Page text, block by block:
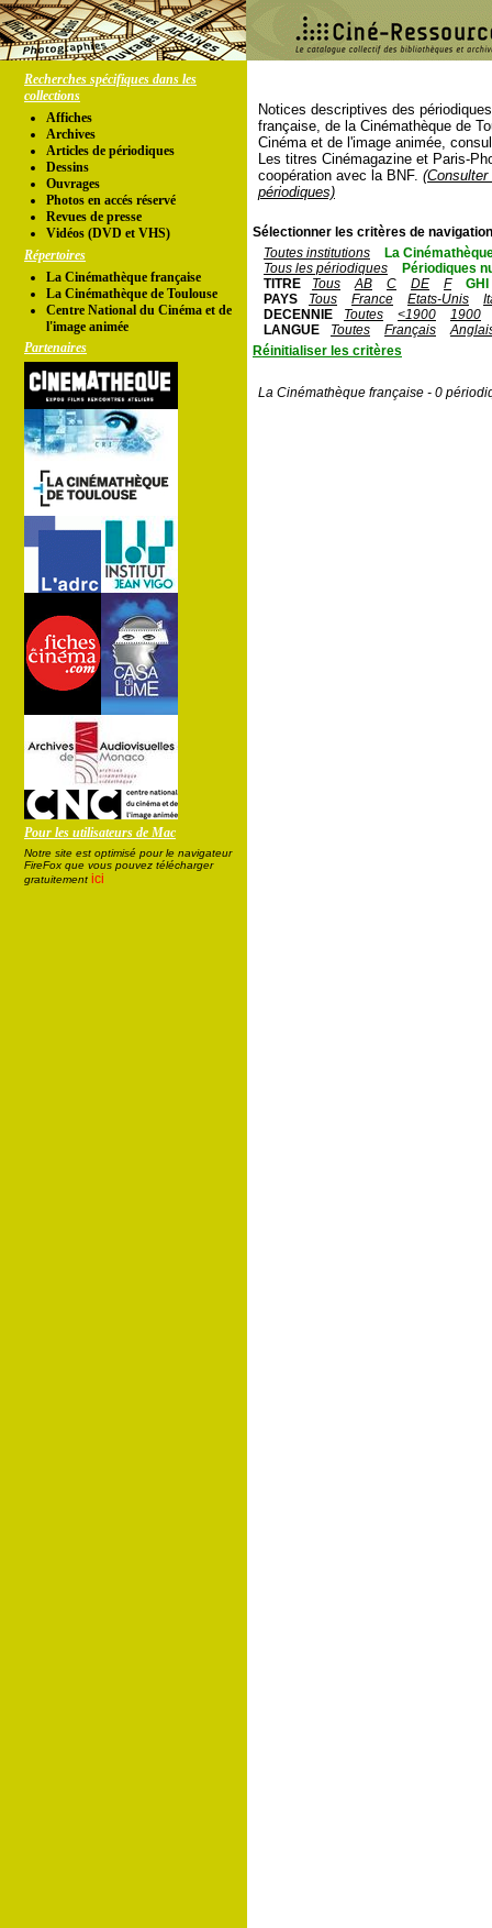
Recherches spécifiques dans les
collections
Affiches
Archives
Articles de périodiques
Dessins
Ouvrages
Photos en accés réservé
Revues de presse
Vidéos (DVD et VHS)
Répertoires
La Cinémathèque française
La Cinémathèque de Toulouse
Centre National du Cinéma et de
l'image animée
Partenaires
Pour les utilisateurs de Mac
Notre site est optimisé pour le navigateur
FireFox que vous pouvez télécharger
gratuitement ici
Notices descriptives des
française, de la Cinémathèque de
Cinéma et de l'image animée,
Les titres Cinémagazine et Paris-
coopération avec la BNF.
périodiques)
Sélectionner les critères de
Toutes institutions
La
Tous les périodiques
Périodiques
TITRE
Tous AB C DE F
GHI
PAYS
Tous France Etats-Unis
DECENNIE
Toutes <1900
1900
LANGUE
Toutes Français
Réinitialiser les critères
La Cinémathèque française - 0